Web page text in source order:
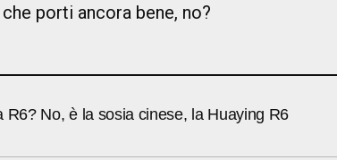
porti ancora bene, no?
R6? No, è la sosia cinese, la Huaying R6